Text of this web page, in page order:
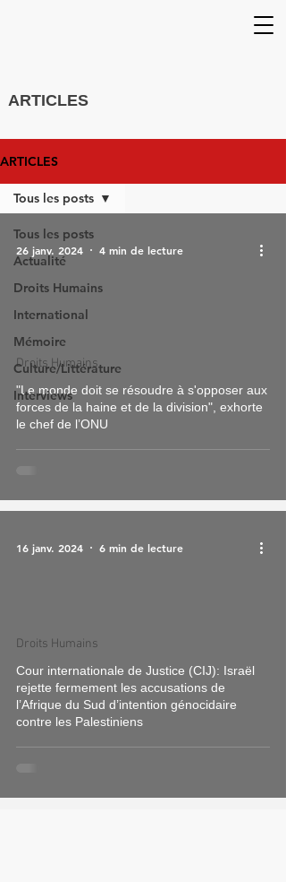
ARTICLES
ARTICLES
Tous les posts
Actualité
Droits Humains
International
Mémoire
Culture/Littérature
Interviews
Tous les posts
"Le monde doit se résoudre à s'opposer aux
forces de la haine et de la division", exhorte
le chef de l’ONU
Droits Humains
26 janv. 2024 4 min de lecture
Cour internationale de Justice (CIJ): Israël
rejette fermement les accusations de
l’Afrique du Sud d’intention génocidaire
contre les Palestiniens
Droits Humains
16 janv. 2024 6 min de lecture